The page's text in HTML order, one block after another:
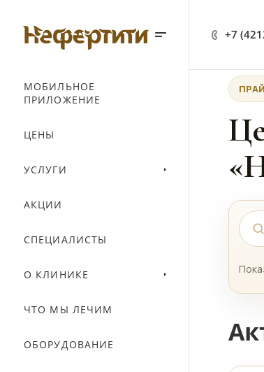
+7
МОБИЛЬНОЕ
ПРИЛОЖЕНИЕ
ЦЕНЫ
УСЛУГИ
АКЦИИ
СПЕЦИАЛИСТЫ
О КЛИНИКЕ
ЧТО МЫ ЛЕЧИМ
ОБОРУДОВАНИЕ